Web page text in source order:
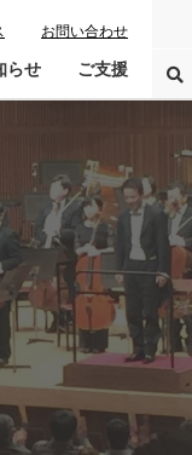
お問い合わせ
らせ ご支援
寄付控除について